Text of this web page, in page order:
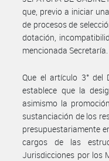
que, previo a iniciar
de procesos de
dotación,
mencionada Secretaría.
Que el artículo 3° del
establece que la
asimismo la
sustanciación de los
presupuestariamente
cargos de las
Jurisdicciones por los